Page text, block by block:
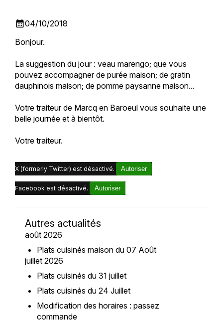
calendar_month04/10/2018
Bonjour.
La suggestion du jour : veau marengo; que vous
pouvez accompagner de purée maison; de gratin
dauphinois maison; de pomme paysanne maison...
Votre traiteur de Marcq en Baroeul vous souhaite une
belle journée et à bientôt.
Votre traiteur.
X (formerly Twitter) est désactivé. Autoriser
Facebook est désactivé. Autoriser
Autres actualités
août 2026
Plats cuisinés maison du 07 Août
juillet 2026
Plats cuisinés du 31 juillet
Plats cuisinés du 24 Juillet
Modification des horaires : passez
commande